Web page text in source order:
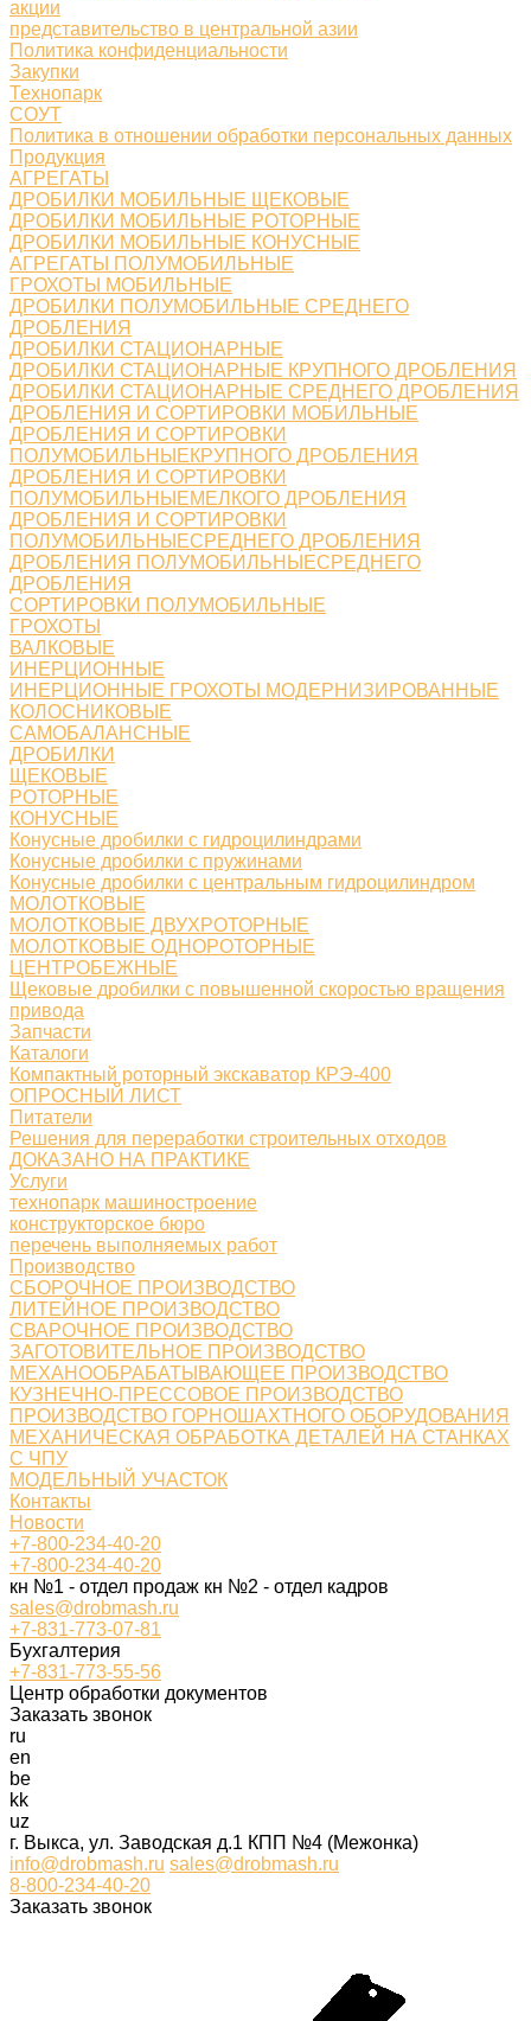
акции
представительство в центральной азии
Политика конфиденциальности
Закупки
Технопарк
СОУТ
Политика в отношении обработки персональных данных
Продукция
АГРЕГАТЫ
ДРОБИЛКИ МОБИЛЬНЫЕ ЩЕКОВЫЕ
ДРОБИЛКИ МОБИЛЬНЫЕ РОТОРНЫЕ
ДРОБИЛКИ МОБИЛЬНЫЕ КОНУСНЫЕ
АГРЕГАТЫ ПОЛУМОБИЛЬНЫЕ
ГРОХОТЫ МОБИЛЬНЫЕ
ДРОБИЛКИ ПОЛУМОБИЛЬНЫЕ СРЕДНЕГО
ДРОБЛЕНИЯ
ДРОБИЛКИ СТАЦИОНАРНЫЕ
ДРОБИЛКИ СТАЦИОНАРНЫЕ КРУПНОГО ДРОБЛЕНИЯ
ДРОБИЛКИ СТАЦИОНАРНЫЕ СРЕДНЕГО ДРОБЛЕНИЯ
ДРОБЛЕНИЯ И СОРТИРОВКИ МОБИЛЬНЫЕ
ДРОБЛЕНИЯ И СОРТИРОВКИ
ПОЛУМОБИЛЬНЫЕКРУПНОГО ДРОБЛЕНИЯ
ДРОБЛЕНИЯ И СОРТИРОВКИ
ПОЛУМОБИЛЬНЫЕМЕЛКОГО ДРОБЛЕНИЯ
ДРОБЛЕНИЯ И СОРТИРОВКИ
ПОЛУМОБИЛЬНЫЕСРЕДНЕГО ДРОБЛЕНИЯ
ДРОБЛЕНИЯ ПОЛУМОБИЛЬНЫЕСРЕДНЕГО
ДРОБЛЕНИЯ
СОРТИРОВКИ ПОЛУМОБИЛЬНЫЕ
ГРОХОТЫ
ВАЛКОВЫЕ
ИНЕРЦИОННЫЕ
ИНЕРЦИОННЫЕ ГРОХОТЫ МОДЕРНИЗИРОВАННЫЕ
КОЛОСНИКОВЫЕ
САМОБАЛАНСНЫЕ
ДРОБИЛКИ
ЩЕКОВЫЕ
РОТОРНЫЕ
КОНУСНЫЕ
Конусные дробилки с гидроцилиндрами
Конусные дробилки с пружинами
Конусные дробилки с центральным гидроцилиндром
МОЛОТКОВЫЕ
МОЛОТКОВЫЕ ДВУХРОТОРНЫЕ
МОЛОТКОВЫЕ ОДНОРОТОРНЫЕ
ЦЕНТРОБЕЖНЫЕ
Щековые дробилки с повышенной скоростью вращения
привода
Запчасти
Каталоги
Компактный роторный экскаватор КРЭ-400
ОПРОСНЫЙ ЛИСТ
Питатели
Решения для переработки строительных отходов
ДОКАЗАНО НА ПРАКТИКЕ
Услуги
технопарк машиностроение
конструкторское бюро
перечень выполняемых работ
Производство
СБОРОЧНОЕ ПРОИЗВОДСТВО
ЛИТЕЙНОЕ ПРОИЗВОДСТВО
СВАРОЧНОЕ ПРОИЗВОДСТВО
ЗАГОТОВИТЕЛЬНОЕ ПРОИЗВОДСТВО
МЕХАНООБРАБАТЫВАЮЩЕЕ ПРОИЗВОДСТВО
КУЗНЕЧНО-ПРЕССОВОЕ ПРОИЗВОДСТВО
ПРОИЗВОДСТВО ГОРНОШАХТНОГО ОБОРУДОВАНИЯ
МЕХАНИЧЕСКАЯ ОБРАБОТКА ДЕТАЛЕЙ НА СТАНКАХ
С ЧПУ
МОДЕЛЬНЫЙ УЧАСТОК
Контакты
Новости
+7-800-234-40-20
+7-800-234-40-20
кн №1 - отдел продаж кн №2 - отдел кадров
sales@drobmash.ru
+7-831-773-07-81
Бухгалтерия
+7-831-773-55-56
Центр обработки документов
Заказать звонок
ru
en
be
kk
uz
г. Выкса, ул. Заводская д.1 КПП №4 (Межонка)
info@drobmash.ru sales@drobmash.ru
8-800-234-40-20
Заказать звонок